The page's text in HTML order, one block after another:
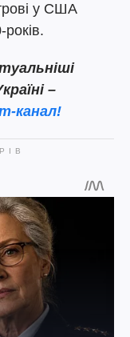
у США
–
канал!